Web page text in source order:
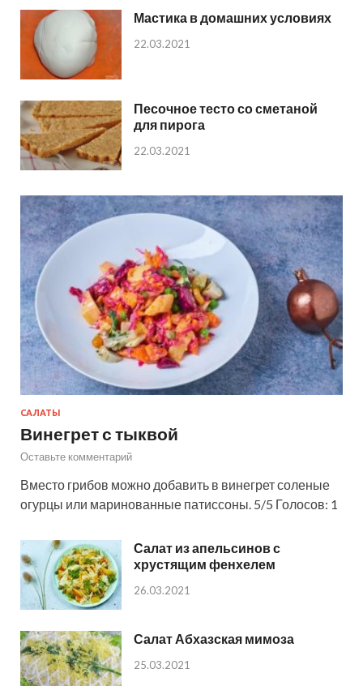
Мастика в домашних условиях
22.03.2021
Песочное тесто со сметаной
для пирога
22.03.2021
САЛАТЫ
Винегрет с тыквой
Оставьте комментарий
Вместо грибов можно добавить в винегрет соленые
огурцы или маринованные патиссоны. 5/5 Голосов: 1
Салат из апельсинов с
хрустящим фенхелем
26.03.2021
Салат Абхазская мимоза
25.03.2021